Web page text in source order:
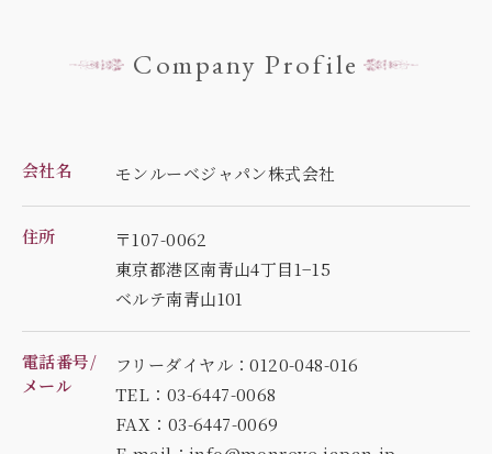
Company Profile
会社名 モンルーベジャパン株式会社
住所
〒107-0062
東京都港区南青山4丁目1−15
ベルテ南青山101
電話番号/
メール
フリーダイヤル：0120-048-016
TEL：03-6447-0068
FAX：03-6447-0069